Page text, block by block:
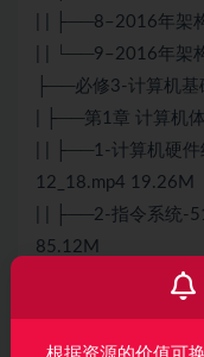
| | ├──8–2016年架
| | └──9–2016年架
├──必修3-计算机基
| ├──第1章 计算机
| | ├──1-计算机硬
12_18.mp4 19.26M
| | ├──2-指令系统-
85.12M
| | ├──3-存储系统
| | ├──4-存储系统